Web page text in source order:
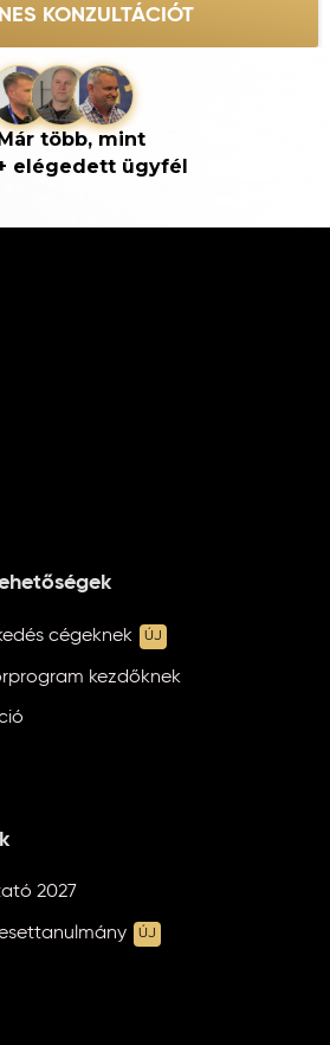
KONZULTÁCIÓT
több, mint
elégedett ügyfél
cégeknek ÚJ
kezdőknek
2027
ÚJ